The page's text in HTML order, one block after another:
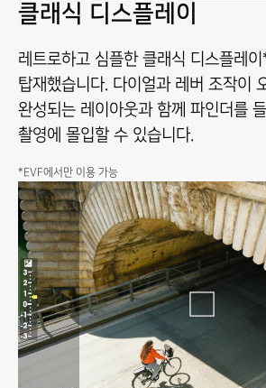
클래식 디스플레이
레트로하고 심플한 클래식 디스플레이
탑재했습니다. 다이얼과 레버 조작이
완성되는 레이아웃과 함께 파인더를
촬영에 몰입할 수 있습니다.
*EVF에서만 이용 가능